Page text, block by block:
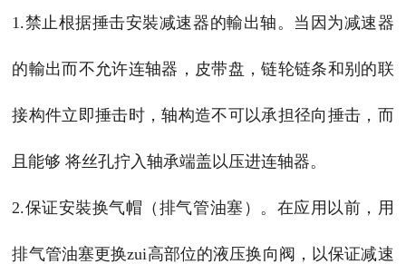
1.禁止根据捶击安裝减速器的輸出轴。当因为减速器
的輸出而不允许连轴器，皮带盘，链轮链条和别的联
接构件立即捶击时，轴构造不可以承担径向捶击，而
且能够 将丝孔拧入轴承端盖以压进连轴器。
2.保证安裝换气帽（排气管油塞）。在应用以前，用
排气管油塞更换zui高部位的液压换向阀，以保证减速